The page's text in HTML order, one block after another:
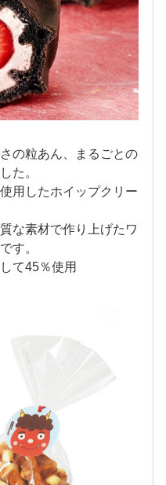
の粒あん、まるごとの
た。
用したホイップクリー
な素材で作り上げたワ
す。
て45％使用